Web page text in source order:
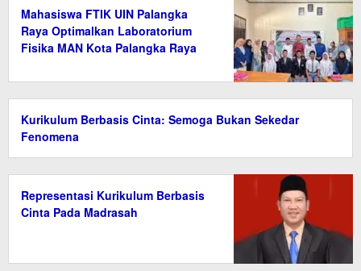
Mahasiswa FTIK UIN Palangka
Raya Optimalkan Laboratorium
Fisika MAN Kota Palangka Raya
Kurikulum Berbasis Cinta: Semoga Bukan Sekedar
Fenomena
Representasi Kurikulum Berbasis
Cinta Pada Madrasah